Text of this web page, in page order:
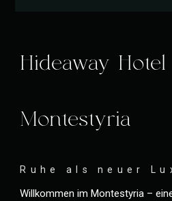
Hideaway Hotel
Montestyria
Ruhe als neuer
Willkommen im Montestyria –